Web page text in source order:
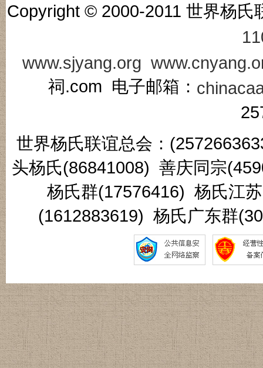
Copyright © 2000-2011 世界杨
www.sjyang.org
祠.com 电子邮箱：
世界杨氏联谊总会：
头杨氏(86841008) 善庆同宗
杨氏群(17576416) 杨氏江
(1612883619) 杨氏广东群